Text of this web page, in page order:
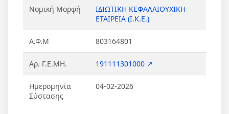
Νομική Μορφή
ΙΔΙΩΤΙΚΗ ΚΕΦΑΛΑΙΟΥΧΙΚΗ
ΕΤΑΙΡΕΙΑ (Ι.Κ.Ε.)
Α.Φ.Μ 803164801
Αρ. Γ.Ε.ΜΗ. 191111301000 ↗
Ημερομηνία
Σύστασης
04-02-2026